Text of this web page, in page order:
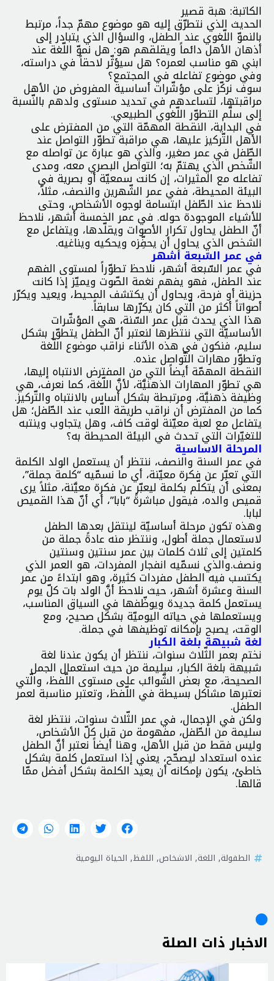
الکاتبة: هبة قصير
الحديث الذي نتطرّق إليه هو موضوع مهمّ جداً، مرتبط
بالنموّ اللّغوي عند الطفل، والسؤال الذي يتبادر إلى
أذهان الأهل دائماً ويقلقهم هو: هل نموّ اللّغة عند
ابني هو مناسب لعمره؟ هل سيؤثّر لاحقاً في دراسته،
وفي موضوع تفاعله في المجتمع؟
سوف نركّز على مؤشّرات أساسية المفروض من الأهل
مراقبتها، لتساعدهم في تحديد مستوى ولدهم بالنّسبة
إلى سلَّم التطوّر اللّغوي الطبيعي.
في البداية، النقطة المهمّة التي من المفترض على
الأهل التّركيز عليها، هي مراقبة تطوّر التواصل عند
الطّفل في عمر صغير، والذي هو عبارة عن تواصله مع
الشّخص الذي يهتمّ به؛ التواصل البصري معه، ومدى
تفاعله مع المثيرات، إن كانت سمعيّة أو بصرية في
البيئة المحيطة، ففي عمر الشّهرين والنصف، مثلاً،
نلاحظ عند الطّفل ابتسامة لوجوه الأشخاص، وحتى
للأشياء الموجودة حوله. في عمر الخمسة أشهر، نلاحظ
أنّ الطفل يحاول تكرار الأصوات ويقلّدها، ويتفاعل مع
الشخص الذي يحاول أن يحفِّزه ويحكيه ويناغيه.
في عمر السّبعة أشهر
في عمر السّبعة أشهر، نلاحظ تطوّراً لمستوى الفهم
عند الطفل، فهو يفهم نغمة الصّوت ويميّز إذا كانت
حزينة أو فرحة، ويحاول أن يكتشف المحيط، ويعيد ويكرّر
أصواتاً أكثر من الّتي كان يكرّرها سابقاً.
هذا الذي يحدث قبل عمر السّنة، هي المؤشّرات
الأساسيّة التي ننتظرها لنعتبر أنّ الطفل يتطوّر بشكل
سليم، فنكون في هذه الأثناء نراقب موضوع اللّغة
وتطوّر مهارات التّواصل عنده.
النقطة المهمّة أيضاً التي من المفترض الانتباه إليها،
هي تطوّر المهارات الذهنيَّة، لأنَّ اللّغة، كما نعرف، هي
وظيفة ذهنيَّة، ومرتبطة بشكل أساس بالانتباه والتّركيز.
كما من المفترض أن نراقب طريقة اللّعب عند الطّفل؛ هل
يتفاعل مع لعبة معيّنة لوقت كاف، وهل يتجاوب وينتبه
للتغيّرات التي تحدث في البيئة المحيطة به؟
المرحلة الاساسية
في عمر السنة والنصف، ننتظر أن يستعمل الولد الكلمة
التي تعبِّر عن فكرة معيّنة، أي ما نسمّيه “كلمة جملة”،
بمعنى أن يتكلّم بكلمة ليعبّر عن فكرة معيَّنة، مثلاً يرى
قميص والده، فيقول مباشرةً “بابا”، أي أنّ هذا القميص
لبابا.
وهذه تكون مرحلة أساسيّة لينتقل بعدها الطفل
لاستعمال جملة أطول، وننتظر منه عادةً جملة من
كلمتين إلى ثلاث كلمات بين عمر سنتين وسنتين
ونصف.والذي نسمّيه انفجار المفردات، هو العمر الذي
يكتسب فيه الطفل مفردات كثيرة، وهو ابتداءً من عمر
السنة وعشرة أشهر، حيث نلاحظ أنَّ الولد بات كلّ يوم
يستعمل كلمة جديدة ويوظّفها في السياق المناسب،
ويستعملها في حياته اليوميّة بشكل صحيح، ومع
الوقت، يصبح بإمكانه توظيفها في جملة.
لغة شبيهة بلغة الكبار
نختم بعمر الثّلاث سنوات، ننتظر أن يكون عندنا لغة
شبيهة بلغة الكبار، سليمة من حيث استعمال الجمل
الصحيحة، مع بعض الشَّوائب على مستوى اللَّفظ، والّتي
نعتبرها مشاكل بسيطة في اللّفظ، وتعتبر مناسبة لعمر
الطفل.
ولكن في الإجمال، في عمر الثّلاث سنوات، ننتظر لغة
سليمة من الطّفل، مفهومة من قبل كلّ الأشخاص،
وليس فقط من قبل الأهل، وهنا أيضاً نعتبر أنَّ الطفل
عنده استعداد ليصحّح، يعني إذا استعمل كلمة بشكل
خاطئ، يكون بإمكانه أن يعيد الكلمة بشكل أفضل ممّا
قالها.
الطفولة, اللغة, الاشخاص, اللفظ, الحياة اليومية
الاخبار ذات الصلة